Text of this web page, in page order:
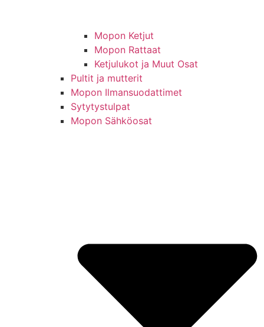
Mopon Ketjut
Mopon Rattaat
Ketjulukot ja Muut Osat
Pultit ja mutterit
Mopon Ilmansuodattimet
Sytytystulpat
Mopon Sähköosat